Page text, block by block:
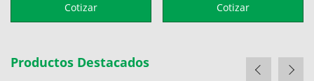
Cotizar Cotizar
Productos Destacados